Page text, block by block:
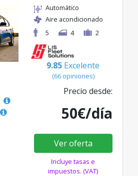
Automático
Aire acondicionado
5
4 2
9.85 Excelente
(66 opiniones)
Precio desde:
50€/día
Ver oferta
Incluye tasas e
impuestos. (VAT)